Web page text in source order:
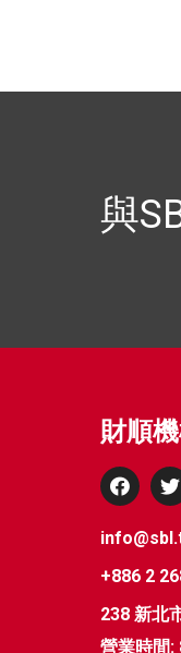
與
財順
+886 2
238 新北
營業時間: